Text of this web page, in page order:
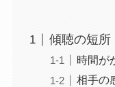
傾聴の短所
時間が
相手の